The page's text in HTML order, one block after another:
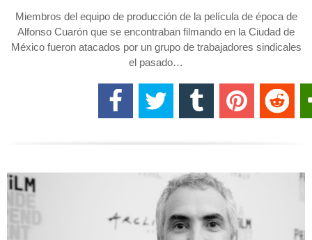
Miembros del equipo de producción de la película de época de
Alfonso Cuarón que se encontraban filmando en la Ciudad de
México fueron atacados por un grupo de trabajadores sindicales
el pasado…